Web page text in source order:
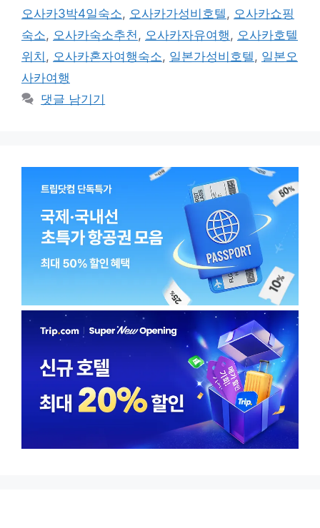
오사카3박4일숙소, 오사카가성비호텔, 오사카쇼핑
숙소, 오사카숙소추천, 오사카자유여행, 오사카호텔
위치 , 오사카혼자여행숙소, 일본가성비호텔, 일본오
사카여행
댓글 남기기